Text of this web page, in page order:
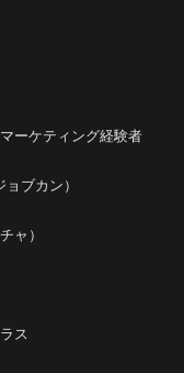
ーケティング経験者
ブカン）
ャ）
ス